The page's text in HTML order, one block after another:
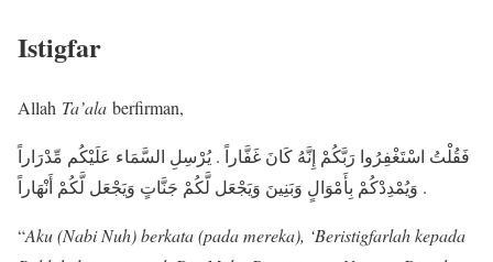
Istigfar
Allah Ta’ala berfirman,
فَقُلْتُ اسْتَغْفِرُوا رَبَّكُمْ إِنَّهُ كَانَ غَفَّاراً . يُرْسِلِ السَّمَاء عَلَيْكُم مِّدْرَاراً
. وَيُمْدِدْكُمْ بِأَمْوَالٍ وَبَنِينَ وَيَجْعَل لَّكُمْ جَنَّاتٍ وَيَجْعَل لَّكُمْ أَنْهَاراً
“Aku (Nabi Nuh) berkata (pada mereka), ‘Beristigfarlah kepada